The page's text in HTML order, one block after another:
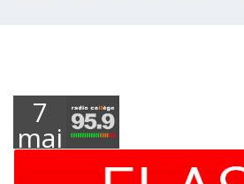
7
mai